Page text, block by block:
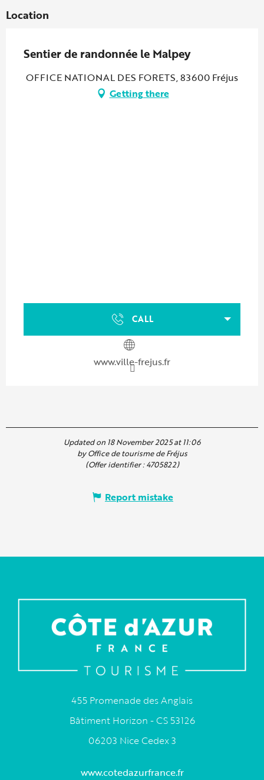
Location
Sentier de randonnée le Malpey
OFFICE NATIONAL DES FORETS, 83600 Fréjus
Getting there
CALL
www.ville-frejus.fr
Updated on 18 November 2025 at 11:06
by Office de tourisme de Fréjus
(Offer identifier :4705822)
Report mistake
455 Promenade des Anglais
Bâtiment Horizon - CS 53126
06203 Nice Cedex 3
www.cotedazurfrance.fr